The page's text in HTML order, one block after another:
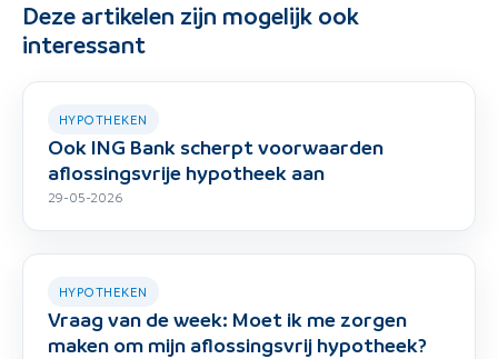
Deze artikelen zijn mogelijk ook
interessant
HYPOTHEKEN
Ook ING Bank scherpt voorwaarden
aflossingsvrije hypotheek aan
29-05-2026
HYPOTHEKEN
Vraag van de week: Moet ik me zorgen
maken om mijn aflossingsvrij hypotheek?